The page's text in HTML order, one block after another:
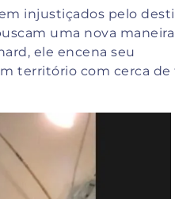
injustiçados pelo
uma nova
ele encena seu
território com cerca de